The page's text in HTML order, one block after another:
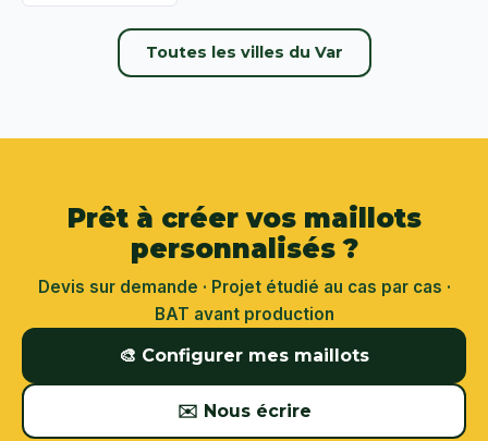
Toutes les villes du Var
Prêt à créer vos maillots
personnalisés ?
Devis sur demande · Projet étudié au cas par cas ·
BAT avant production
🎨 Configurer mes maillots
✉️ Nous écrire